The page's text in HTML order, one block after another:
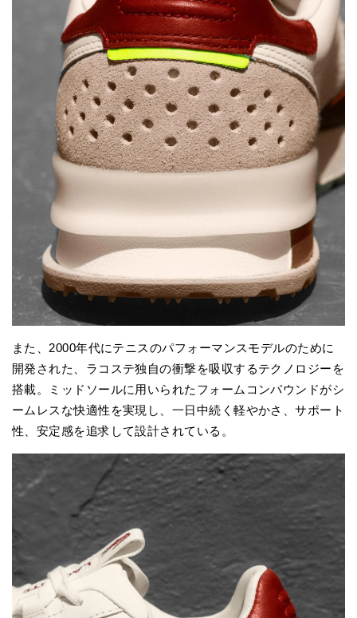
また、2000年代にテニスのパフォーマンスモデルのために
開発された、ラコステ独自の衝撃を吸収するテクノロジーを
搭載。ミッドソールに用いられたフォームコンパウンドがシ
ームレスな快適性を実現し、一日中続く軽やかさ、サポート
性、安定感を追求して設計されている。